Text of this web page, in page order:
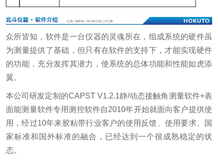
众所皆知，软件是一台仪器的灵魂所在，组成系统的硬件虽
为测量提供了基础，但只有在软件的支持下，才能实现硬件
的功能，充分发挥其潜力，使系统的总体功能和性能如虎添
翼。
本公司研发定制的CAPST V1.2.1静/动态接触角测量软件+表
面能测量软件专用测控软件自2010年开始就面向客户提供使
用，经过10年来胶粘带行业客户的使用反馈、使用要求、国
家标准和国外标准的融合，已经达到一个很成熟稳定的状
态。